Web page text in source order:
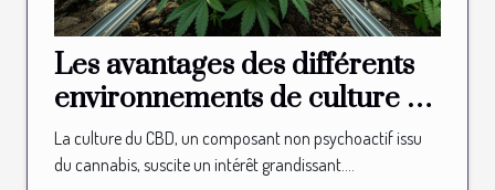
Les avantages des différents
environnements de culture du
CBD
La culture du CBD, un composant non psychoactif issu
du cannabis, suscite un intérêt grandissant....